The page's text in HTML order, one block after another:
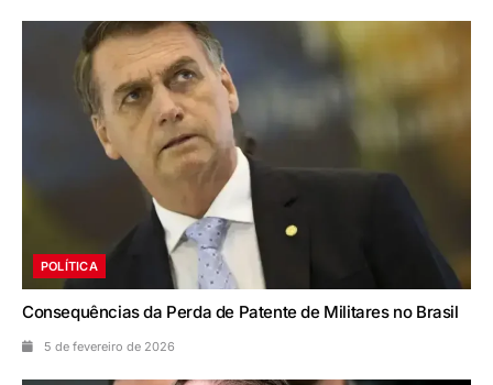
POLÍTICA
Consequências da Perda de Patente de Militares no Brasil
5 de fevereiro de 2026